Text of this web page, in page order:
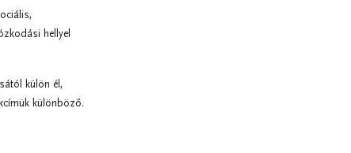
hellyel
külön él,
különböző.